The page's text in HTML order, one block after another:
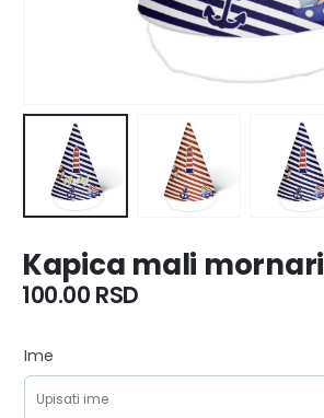
Kapica mali mornari
100.00 RSD
Ime